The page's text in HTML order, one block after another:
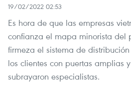
19/02/2022 02:53
Es hora de que las empresas
confianza el mapa minorista del
firmeza el sistema de
los clientes con puertas amplias
subrayaron especialistas.